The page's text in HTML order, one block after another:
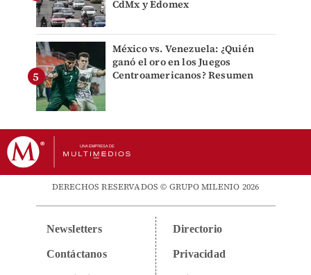
CdMx y Edomex
México vs. Venezuela: ¿Quién
ganó el oro en los Juegos
Centroamericanos? Resumen
DERECHOS RESERVADOS © GRUPO MILENIO 2026
Newsletters
Contáctanos
Directorio
Privacidad